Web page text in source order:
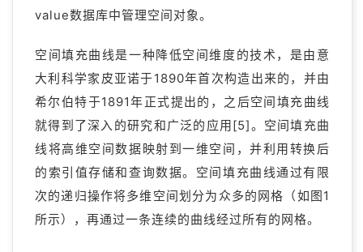
value数据库中管理空间对象。
空间填充曲线是一种降低空间维度的技术，是由意
大利科学家皮亚诺于1890年首次构造出来的，并由
希尔伯特于1891年正式提出的，之后空间填充曲线
就得到了深入的研究和广泛的应用[5]。空间填充曲
线将高维空间数据映射到一维空间，并利用转换后
的索引值存储和查询数据。空间填充曲线通过有限
次的递归操作将多维空间划分为众多的网格（如图1
所示），再通过一条连续的曲线经过所有的网格。